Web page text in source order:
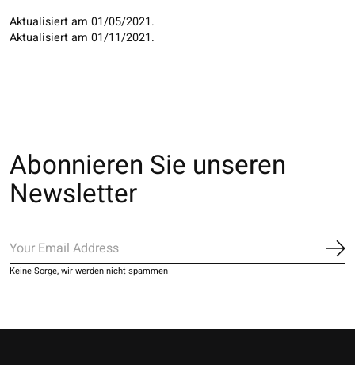
Aktualisiert am 01/05/2021.
Aktualisiert am 01/11/2021.
Abonnieren Sie unseren
Newsletter
Keine Sorge, wir werden nicht spammen